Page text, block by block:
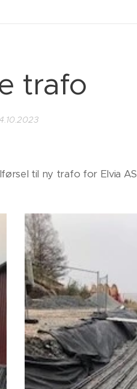
trafo
til ny trafo for Elvia AS